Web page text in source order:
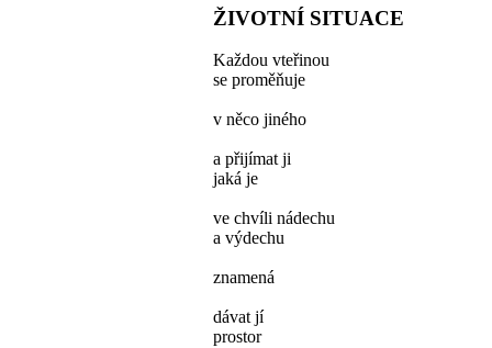
ŽIVOTNÍ SITUACE
Každou vteřinou
se proměňuje
v něco jiného
a přijímat ji
jaká je
ve chvíli nádechu
a výdechu
znamená
dávat jí
prostor